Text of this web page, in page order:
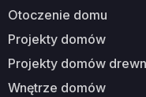
otoczenie domu
projekty domów
projekty domów
wnętrze domów